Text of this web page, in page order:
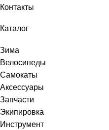
Контакты
Каталог
Зима
Велосипеды
Самокаты
Аксессуары
Запчасти
Экипировка
Инструмент